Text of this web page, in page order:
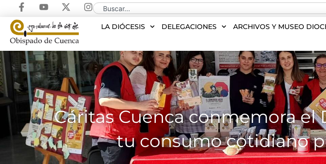
LA DIÓCESIS DELEGACIONES ARCHIVOS Y MUSEO
Cáritas Cuenca conmemora
tu consumo cotidiano